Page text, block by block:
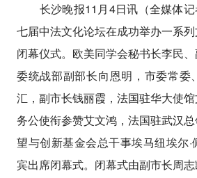
长沙晚报11月4日讯（全媒体记
七届中法文化论坛在成功举办一系
闭幕仪式。欧美同学会秘书长李民
委统战部副部长向恩明，市委常委
汇，副市长钱丽霞，法国驻华大使
务公使衔参赞艾文鸿，法国驻武汉
望与创新基金会总干事埃马纽埃尔
宾出席闭幕式。闭幕式由副市长周